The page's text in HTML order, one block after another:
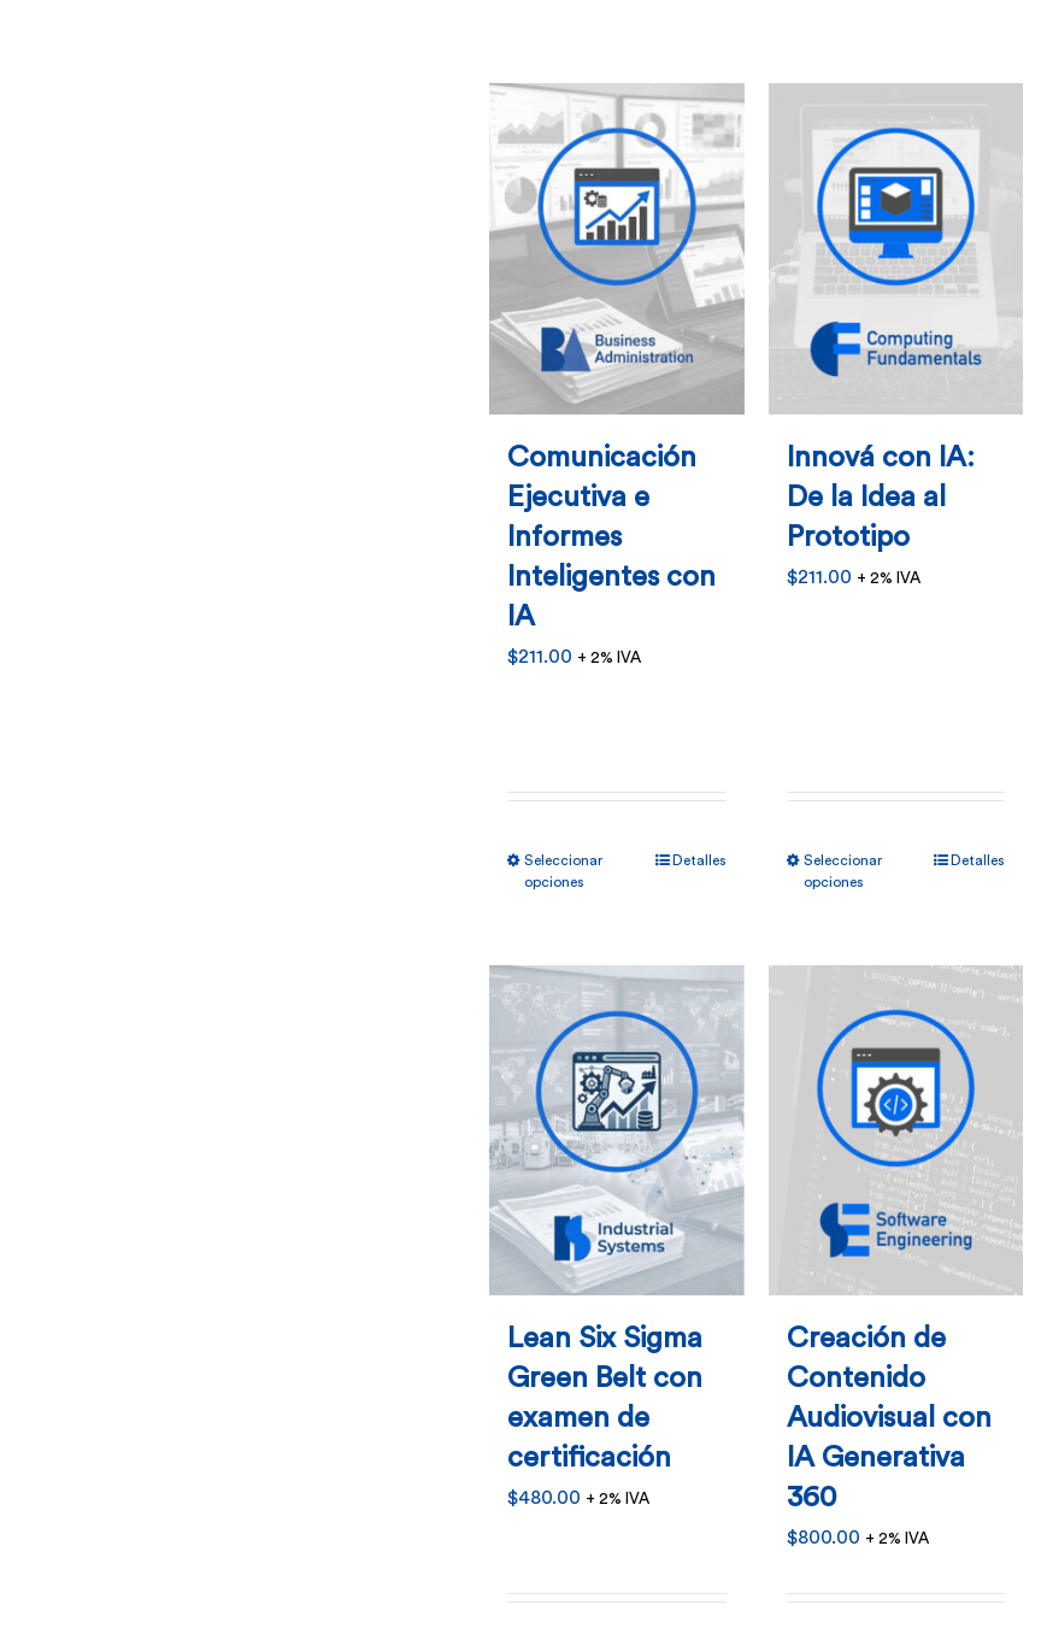
variantes.
Las
opciones
se
pueden
elegir
en
la
producto
Comunicación
Ejecutiva e
Informes
Inteligentes con
IA
$211.00 + 2% IVA
Seleccionar
opciones
variantes.
opciones
se
pueden
elegir
en
página
de
producto
Detalles
Innová con IA:
De la Idea al
Prototipo
$211.00 + 2% IVA
Seleccionar
opciones
variantes.
Las
opciones
se
pueden
elegir
en
página
de
producto
Detalles
Lean Six Sigma
Green Belt con
examen de
certificación
$480.00 + 2% IVA
Creación de
Contenido
Audiovisual con
IA Generativa
360
$800.00 + 2% IVA